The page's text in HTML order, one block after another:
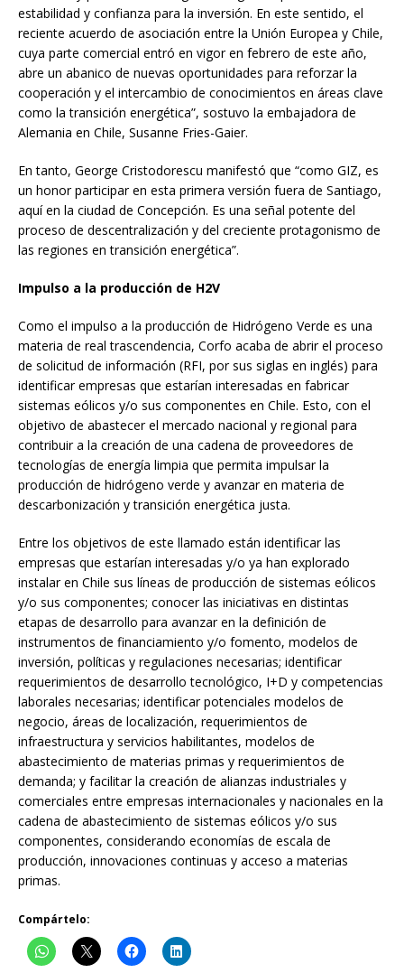
estabilidad y confianza para la inversión. En este sentido, el
reciente acuerdo de asociación entre la Unión Europea y Chile,
cuya parte comercial entró en vigor en febrero de este año,
abre un abanico de nuevas oportunidades para reforzar la
cooperación y el intercambio de conocimientos en áreas clave
como la transición energética”, sostuvo la embajadora de
Alemania en Chile, Susanne Fries-Gaier.
En tanto, George Cristodorescu manifestó que “como GIZ, es
un honor participar en esta primera versión fuera de Santiago,
aquí en la ciudad de Concepción. Es una señal potente del
proceso de descentralización y del creciente protagonismo de
las regiones en transición energética”.
Impulso a la producción de H2V
Como el impulso a la producción de Hidrógeno Verde es una
materia de real trascendencia, Corfo acaba de abrir el proceso
de solicitud de información (RFI, por sus siglas en inglés) para
identificar empresas que estarían interesadas en fabricar
sistemas eólicos y/o sus componentes en Chile. Esto, con el
objetivo de abastecer el mercado nacional y regional para
contribuir a la creación de una cadena de proveedores de
tecnologías de energía limpia que permita impulsar la
producción de hidrógeno verde y avanzar en materia de
descarbonización y transición energética justa.
Entre los objetivos de este llamado están identificar las
empresas que estarían interesadas y/o ya han explorado
instalar en Chile sus líneas de producción de sistemas eólicos
y/o sus componentes; conocer las iniciativas en distintas
etapas de desarrollo para avanzar en la definición de
instrumentos de financiamiento y/o fomento, modelos de
inversión, políticas y regulaciones necesarias; identificar
requerimientos de desarrollo tecnológico, I+D y competencias
laborales necesarias; identificar potenciales modelos de
negocio, áreas de localización, requerimientos de
infraestructura y servicios habilitantes, modelos de
abastecimiento de materias primas y requerimientos de
demanda; y facilitar la creación de alianzas industriales y
comerciales entre empresas internacionales y nacionales en la
cadena de abastecimiento de sistemas eólicos y/o sus
componentes, considerando economías de escala de
producción, innovaciones continuas y acceso a materias
primas.
Compártelo: